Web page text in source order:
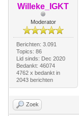
Willeke_IGKT
Moderator
Berichten: 3.091
Topics: 86
Lid sinds: Dec 2020
Bedankt: 46074
4762 x bedankt in
2043 berichten
Zoek